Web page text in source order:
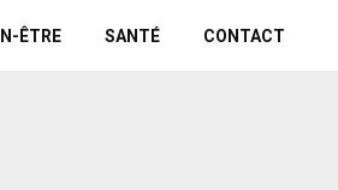
ÊTRE SANTÉ CONTACT